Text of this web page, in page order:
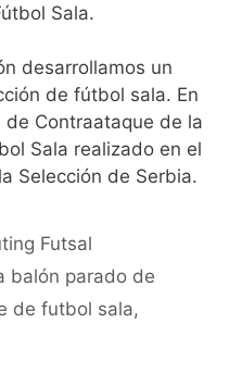
Sala.
desarrollamos un
de fútbol sala. En
Contraataque de la
Sala realizado en el
Selección de Serbia.
Futsal
balón parado de
de futbol sala,